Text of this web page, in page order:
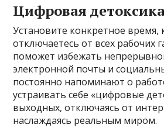
Цифровая
Установите конкретное время,
отключаетесь от всех рабочих
поможет избежать
электронной почты и
постоянно напоминают о
устраивать себе «цифровые
выходных, отключаясь от
наслаждаясь реальным миром.